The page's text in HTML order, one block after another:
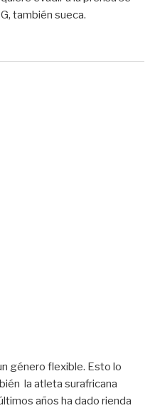
también sueca.
género flexible. Esto lo
la atleta surafricana
años ha dado rienda